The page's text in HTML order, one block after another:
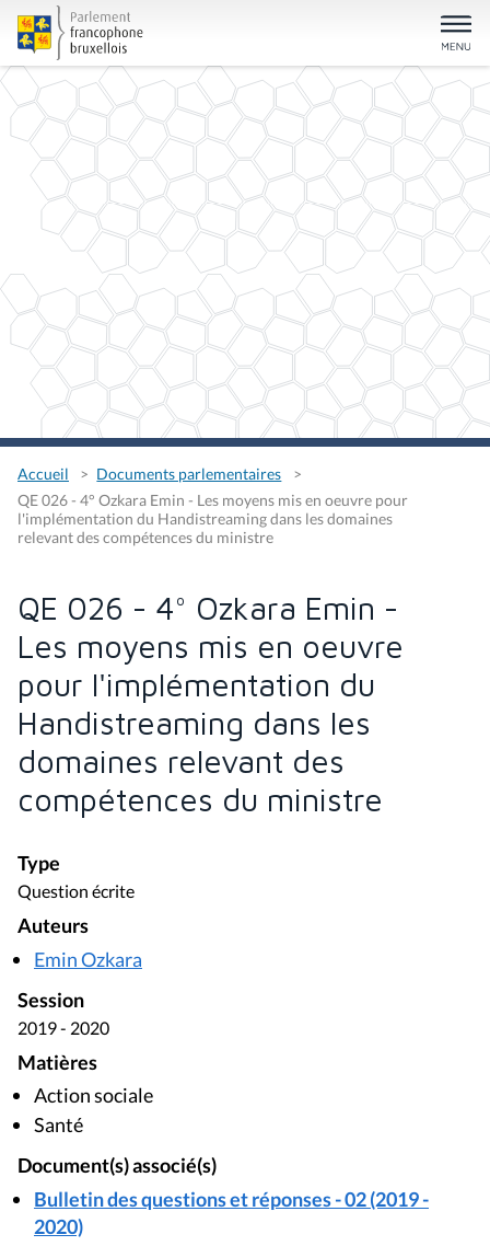
Accueil
Documents parlementaires
QE 026 - 4° Ozkara Emin - Les moyens mis en oeuvre pour
l'implémentation du Handistreaming dans les domaines
relevant des compétences du ministre
QE 026 - 4° Ozkara Emin -
Les moyens mis en oeuvre
pour l'implémentation du
Handistreaming dans les
domaines relevant des
compétences du ministre
Type
Question écrite
Auteurs
Emin Ozkara
Session
2019 - 2020
Matières
Action sociale
Santé
Document(s) associé(s)
Bulletin des questions et réponses - 02 (2019 -
2020)